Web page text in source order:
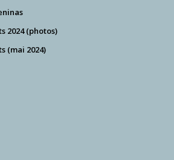
2024 (photos)
(mai 2024)